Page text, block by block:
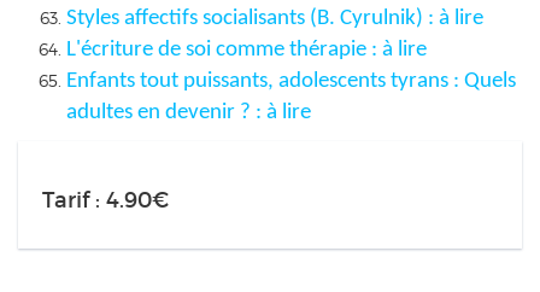
Styles affectifs socialisants (B. Cyrulnik) : à lire
L'écriture de soi comme thérapie : à lire
Enfants tout puissants, adolescents tyrans : Quels
adultes en devenir ? : à lire
Tarif : 4.90€